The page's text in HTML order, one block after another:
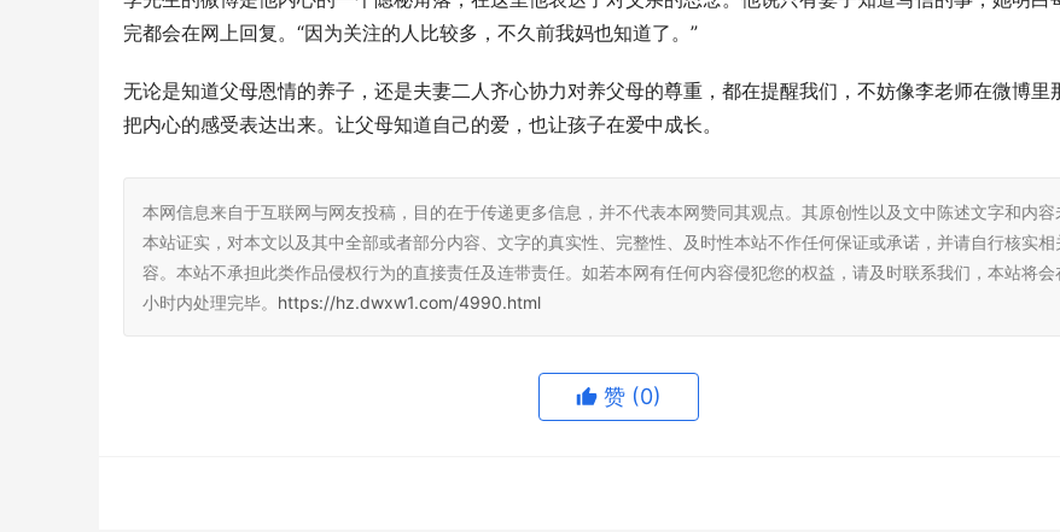
完都会在网上回复。“因为关注的人比较多，不久前我妈也知道了。”
无论是知道父母恩情的养子，还是夫妻二人齐心协力对养父母的尊重，都在提醒我们，不妨像李老师在微博里
把内心的感受表达出来。让父母知道自己的爱，也让孩子在爱中成长。
本网信息来自于互联网与网友投稿，目的在于传递更多信息，并不代表本网赞同其观点。其原创性以及文中陈述文字和内容
本站证实，对本文以及其中全部或者部分内容、文字的真实性、完整性、及时性本站不作任何保证或承诺，并请自行核实相
容。本站不承担此类作品侵权行为的直接责任及连带责任。如若本网有任何内容侵犯您的权益，请及时联系我们，本站将会
小时内处理完毕。 https://hz.dwxw1.com/4990.html
赞 (0)